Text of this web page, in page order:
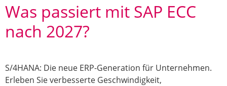
Was passiert mit SAP ECC
nach 2027?
S/4HANA: Die neue ERP-Generation für Unternehmen.
Erleben Sie verbesserte Geschwindigkeit,